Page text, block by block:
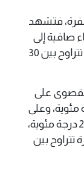
فتشهد
صافية إلى
قليلة السحب، مع درجات حرارة قصوى تتراوح بين 30
على
الغربي بين 22 و29 درجة مئوية، وعلى
مناطق الخليج والجبل الأخضر بين 23 و29 درجة مئوية،
بين